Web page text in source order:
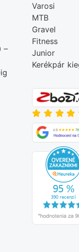
–
Varosi
MTB
Gravel
Fitness
Junior
Kerékpár